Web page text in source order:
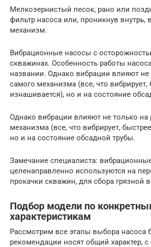
Мелкозернистый песок, рано или
фильтр насоса или, проникнув внутрь,
механизм.
Вибрационные насосы с
скважинах. Особенность работы
названии. Однако вибрации влияют не
самого механизма (все, что вибрирует,
изнашивается), но и на состояние
Однако вибрации влияют не только на
механизма (все, что вибрирует,
но и на состояние обсадной трубы.
Замечание специалиста:
целенаправленно используются на
прокачки скважин, для сбора грязной
Подбор модели по
характеристикам
Рассмотрим все этапы выбора насоса
рекомендации носят общий характер, с